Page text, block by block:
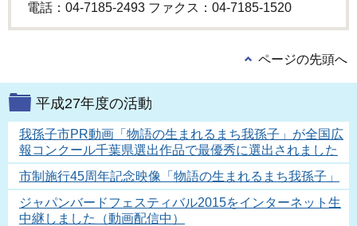
電話：04-7185-2493 ファクス：04-7185‐1520
ページの先頭へ
平成27年度の活動
我孫子市PR動画「物語の生まれるまち我孫子」が全国広
報コンクール千葉県選出作品で最優秀に選出されました
市制施行45周年記念映像「物語の生まれるまち我孫子」
ジャパンバードフェスティバル2015をインターネット生
中継しました（動画配信中）